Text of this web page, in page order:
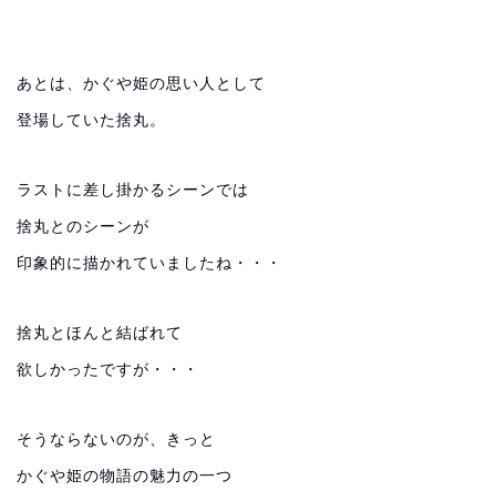
あとは、かぐや姫の思い人として
登場していた捨丸。
ラストに差し掛かるシーンでは
捨丸とのシーンが
印象的に描かれていましたね・・・
捨丸とほんと結ばれて
欲しかったですが・・・
そうならないのが、きっと
かぐや姫の物語の魅力の一つ